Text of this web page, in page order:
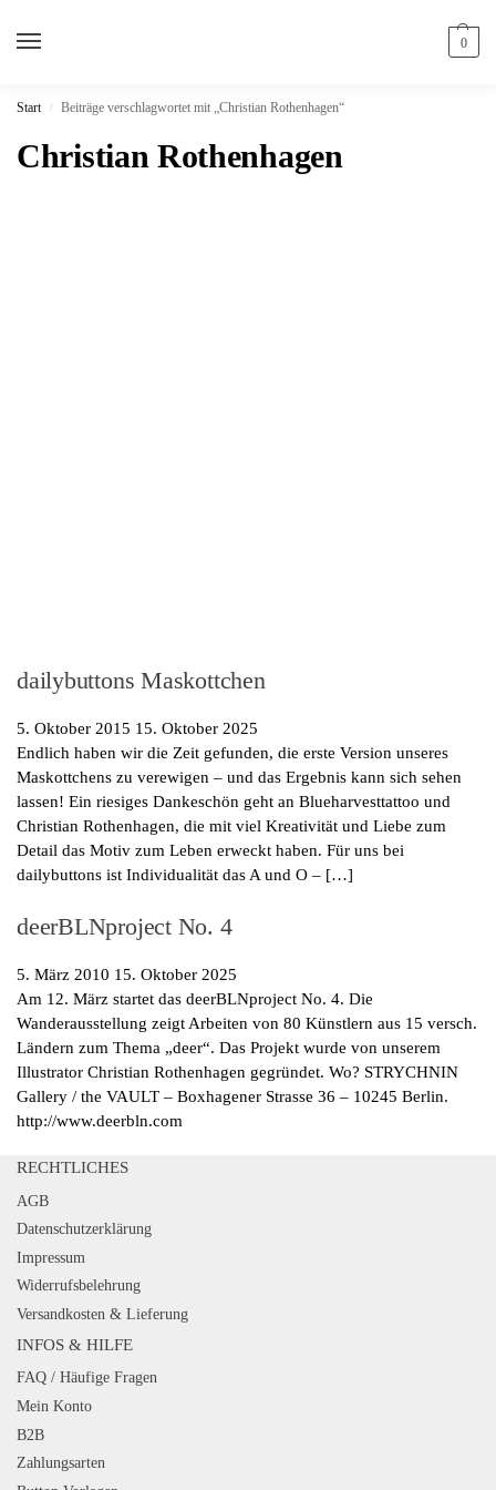
0
Start / Beiträge verschlagwortet mit „Christian Rothenhagen“
Christian Rothenhagen
dailybuttons Maskottchen
5. Oktober 2015 15. Oktober 2025
Endlich haben wir die Zeit gefunden, die erste Version unseres
Maskottchens zu verewigen – und das Ergebnis kann sich sehen
lassen! Ein riesiges Dankeschön geht an Blueharvesttattoo und
Christian Rothenhagen, die mit viel Kreativität und Liebe zum
Detail das Motiv zum Leben erweckt haben. Für uns bei
dailybuttons ist Individualität das A und O – […]
deerBLNproject No. 4
5. März 2010 15. Oktober 2025
Am 12. März startet das deerBLNproject No. 4. Die
Wanderausstellung zeigt Arbeiten von 80 Künstlern aus 15 versch.
Ländern zum Thema „deer“. Das Projekt wurde von unserem
Illustrator Christian Rothenhagen gegründet. Wo? STRYCHNIN
Gallery / the VAULT – Boxhagener Strasse 36 – 10245 Berlin.
http://www.deerbln.com
RECHTLICHES
AGB
Datenschutzerklärung
Impressum
Widerrufsbelehrung
Versandkosten & Lieferung
INFOS & HILFE
FAQ / Häufige Fragen
Mein Konto
B2B
Zahlungsarten